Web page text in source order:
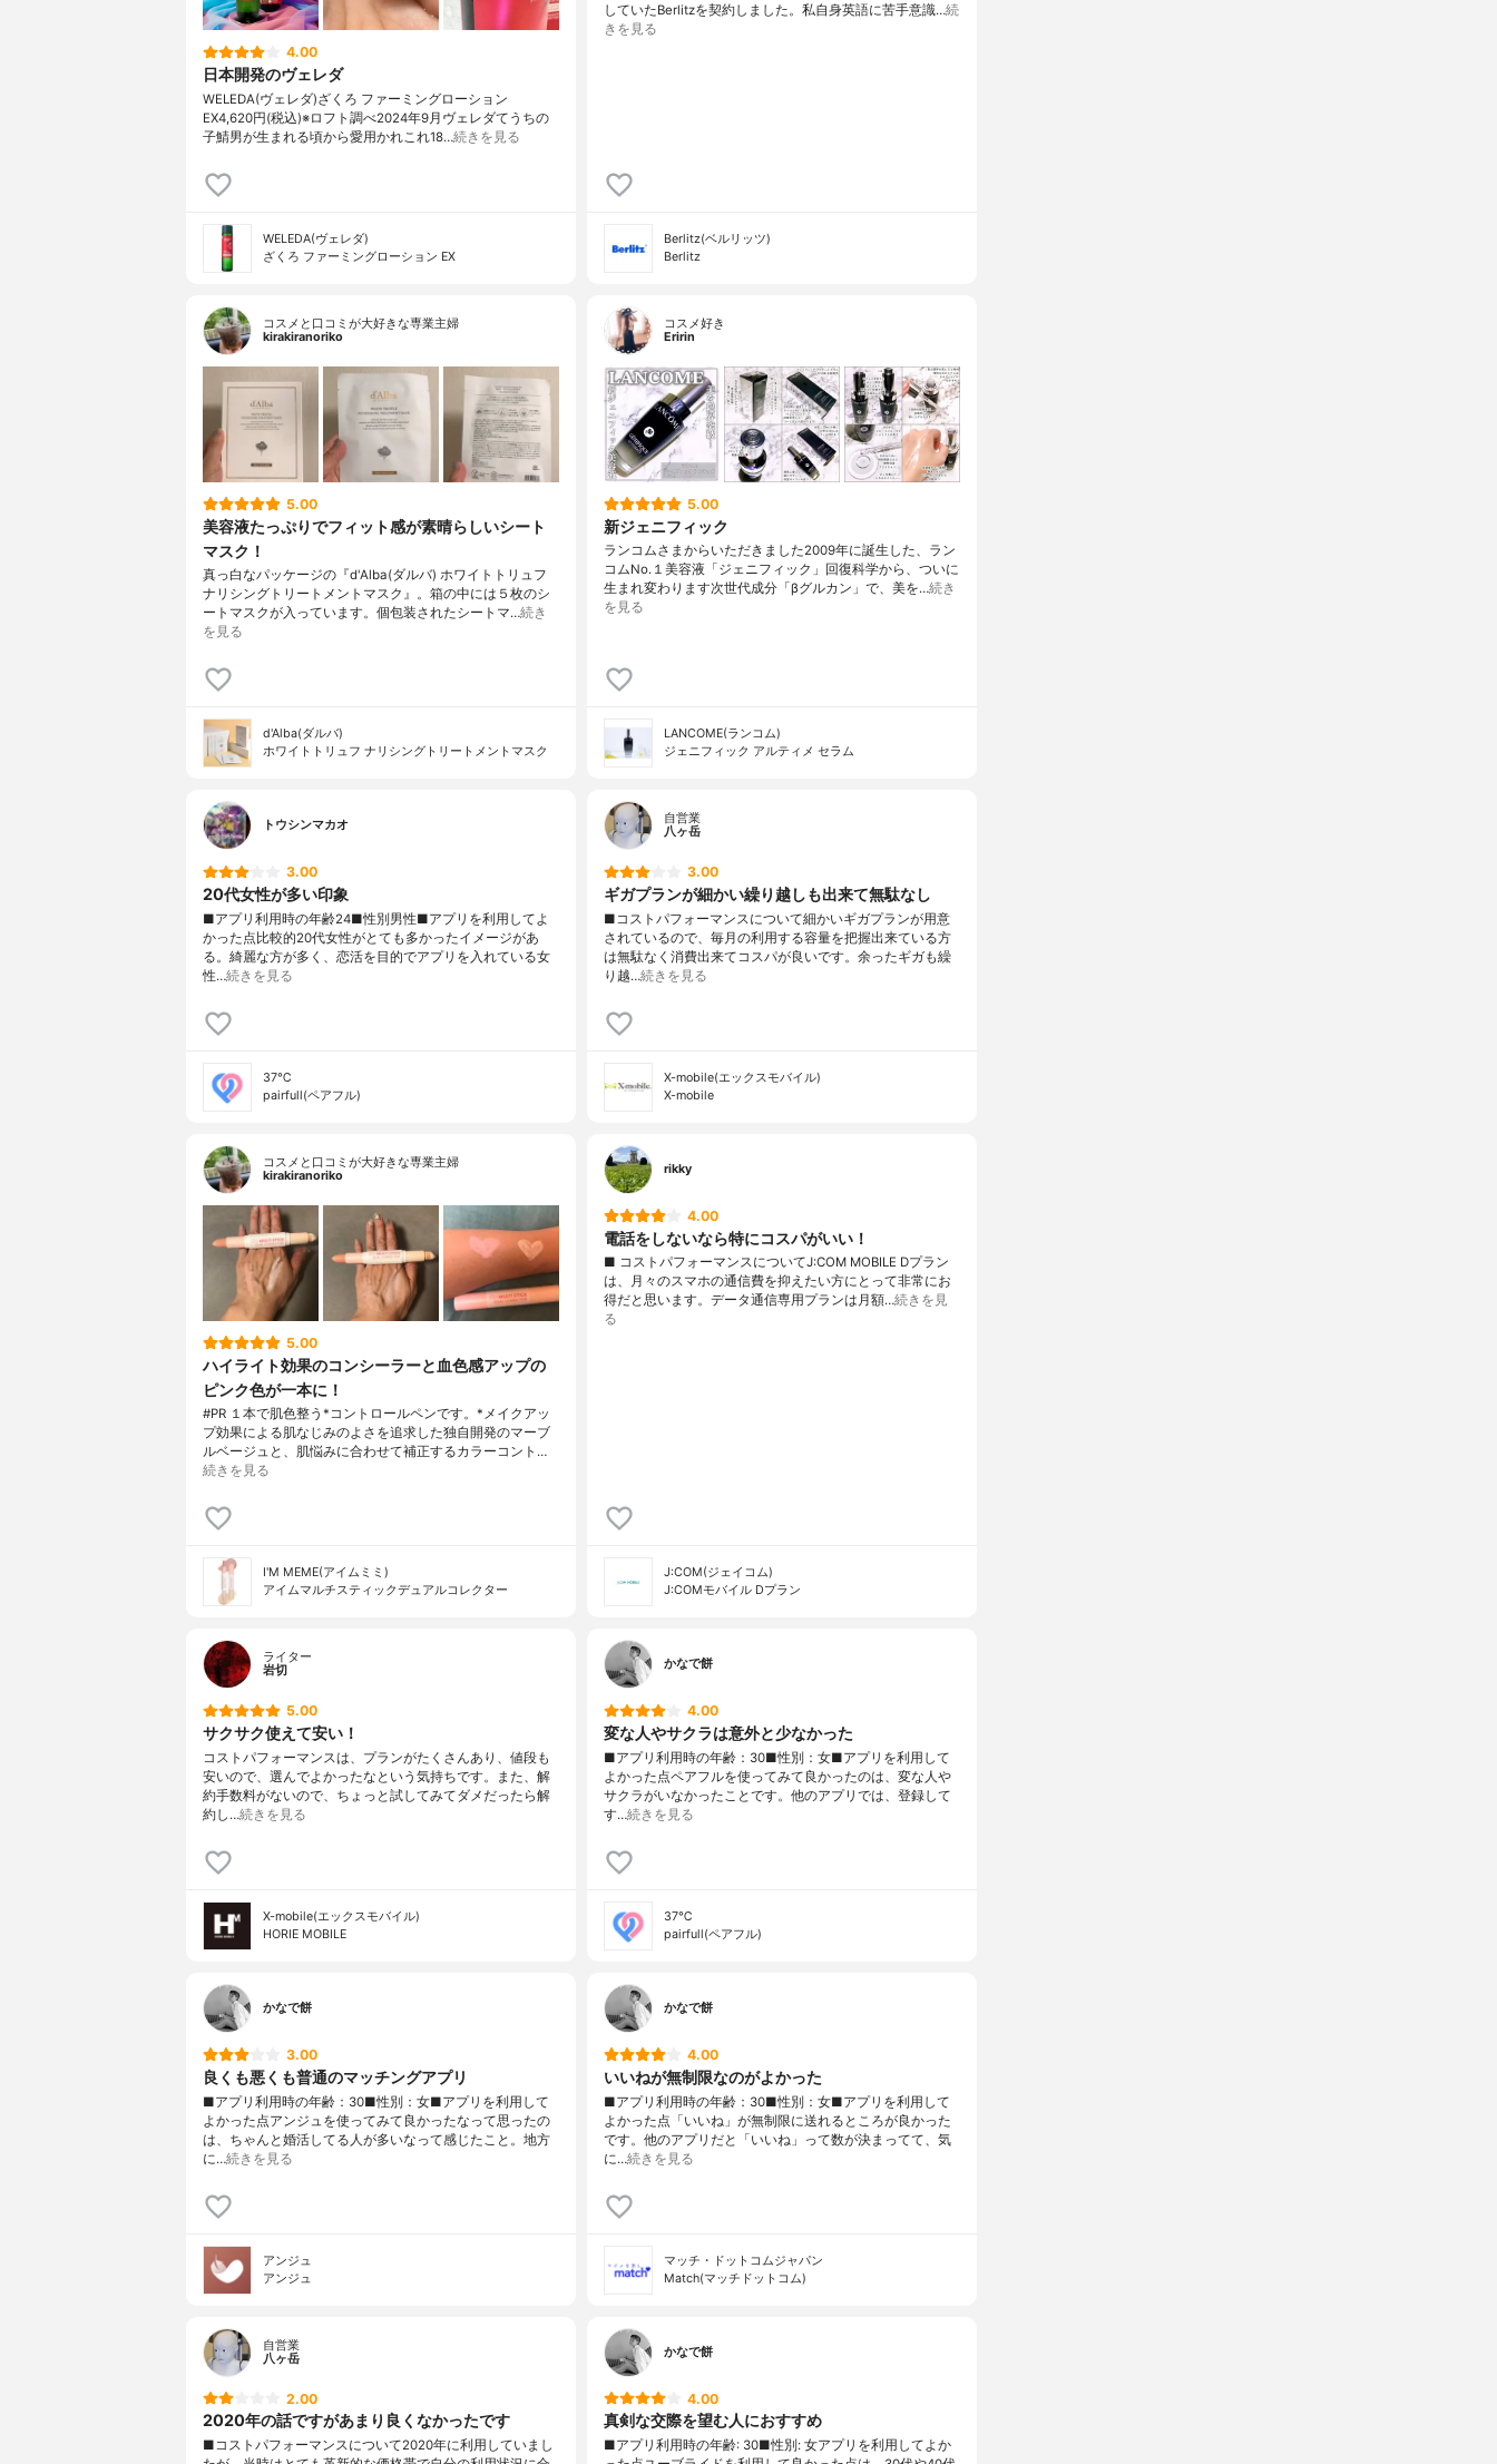
4.00
日本開発のヴェレダ
WELEDA(ヴェレダ)ざくろ ファーミングローション
EX4,620円(税込)※ロフト調べ2024年9月ヴェレダてうちの
子鯖男が生まれる頃から愛用かれこれ18…続きを見る
WELEDA(ヴェレダ)
ざくろ ファーミングローション EX
していたBerlitzを契約しました。私自身英語に苦手意識…続
きを見る
Berlitz(ベルリッツ)
Berlitz
コスメと口コミが大好きな専業主婦
kirakiranoriko
5.00
美容液たっぷりでフィット感が素晴らしいシート
マスク！
真っ白なパッケージの『d'Alba(ダルバ) ホワイトトリュフ
ナリシングトリートメントマスク』。箱の中には５枚のシ
ートマスクが入っています。個包装されたシートマ…続き
を見る
d'Alba(ダルバ)
ホワイトトリュフ ナリシングトリートメントマスク
コスメ好き
Eririn
5.00
新ジェニフィック
ランコムさまからいただきました2009年に誕生した、ラン
コムNo.１美容液「ジェニフィック」回復科学から、ついに
生まれ変わります次世代成分「βグルカン」で、美を…続き
を見る
LANCOME(ランコム)
ジェニフィック アルティメ セラム
トウシンマカオ
3.00
20代女性が多い印象
■アプリ利用時の年齢24■性別男性■アプリを利用してよ
かった点比較的20代女性がとても多かったイメージがあ
る。綺麗な方が多く、恋活を目的でアプリを入れている女
性…続きを見る
37℃
pairfull(ペアフル)
自営業
八ヶ岳
3.00
ギガプランが細かい繰り越しも出来て無駄なし
■コストパフォーマンスについて細かいギガプランが用意
されているので、毎月の利用する容量を把握出来ている方
は無駄なく消費出来てコスパが良いです。余ったギガも繰
り越…続きを見る
X-mobile(エックスモバイル)
X-mobile
コスメと口コミが大好きな専業主婦
kirakiranoriko
5.00
ハイライト効果のコンシーラーと血色感アップの
ピンク色が一本に！
#PR １本で肌色整う*コントロールペンです。*メイクアッ
プ効果による肌なじみのよさを追求した独自開発のマーブ
ルベージュと、肌悩みに合わせて補正するカラーコント…
続きを見る
I'M MEME(アイムミミ)
アイムマルチスティックデュアルコレクター
rikky
4.00
電話をしないなら特にコスパがいい！
■ コストパフォーマンスについてJ:COM MOBILE Dプラン
は、月々のスマホの通信費を抑えたい方にとって非常にお
得だと思います。データ通信専用プランは月額…続きを見
る
J:COM(ジェイコム)
J:COMモバイル Dプラン
ライター
岩切
5.00
サクサク使えて安い！
コストパフォーマンスは、プランがたくさんあり、値段も
安いので、選んでよかったなという気持ちです。また、解
約手数料がないので、ちょっと試してみてダメだったら解
約し…続きを見る
X-mobile(エックスモバイル)
HORIE MOBILE
かなで餅
4.00
変な人やサクラは意外と少なかった
■アプリ利用時の年齢：30■性別：女■アプリを利用して
よかった点ペアフルを使ってみて良かったのは、変な人や
サクラがいなかったことです。他のアプリでは、登録して
す…続きを見る
37℃
pairfull(ペアフル)
かなで餅
3.00
良くも悪くも普通のマッチングアプリ
■アプリ利用時の年齢：30■性別：女■アプリを利用して
よかった点アンジュを使ってみて良かったなって思ったの
は、ちゃんと婚活してる人が多いなって感じたこと。地方
に…続きを見る
アンジュ
アンジュ
かなで餅
4.00
いいねが無制限なのがよかった
■アプリ利用時の年齢：30■性別：女■アプリを利用して
よかった点「いいね」が無制限に送れるところが良かった
です。他のアプリだと「いいね」って数が決まってて、気
に…続きを見る
マッチ・ドットコムジャパン
Match(マッチドットコム)
自営業
八ヶ岳
2.00
2020年の話ですがあまり良くなかったです
■コストパフォーマンスについて2020年に利用していまし
かなで餅
4.00
真剣な交際を望む人におすすめ
■アプリ利用時の年齢: 30■性別: 女アプリを利用してよか